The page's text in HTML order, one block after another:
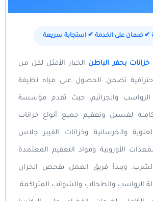
ضمان على الخدمة ✔ استجابة سريعة
بحفر الباطن الخيار الأمثل لكل من
تضمن الحصول على مياه نظيفة
الرواسب والجراثيم، حيث تقدم مؤسسة
لغسيل وتعقيم جميع أنواع خزانات
والخرسانية وخزانات الفيبر جلاس
الأوروبية ومواد التعقيم المعتمدة
الشرب. ويبدأ فريق العمل بفحص الخزان
الرواسب والطحالب والشوائب المتراكمة،